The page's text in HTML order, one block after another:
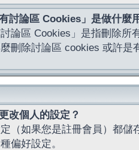
討論區 Cookies」是做什麼
討論區 Cookies」是指刪除
刪除討論區 cookies 或許是
改個人的設定？
（如果您是註冊會員）都儲
偏好設定。